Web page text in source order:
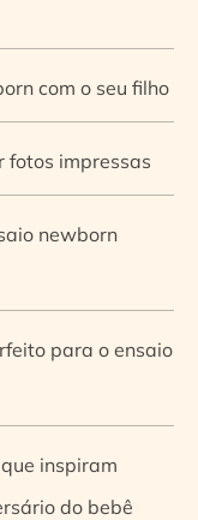
com o seu filho
fotos impressas
newborn
para o ensaio
inspiram
do bebê